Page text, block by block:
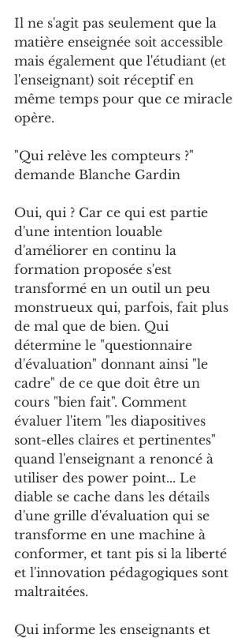
Il ne s'agit pas seulement que la
matière enseignée soit accessible
mais également que l'étudiant (et
l'enseignant) soit réceptif en
même temps pour que ce miracle
opère.
"Qui relève les compteurs ?"
demande Blanche Gardin
Oui, qui ? Car ce qui est partie
d'une intention louable
d'améliorer en continu la
formation proposée s'est
transformé en un outil un peu
monstrueux qui, parfois, fait plus
de mal que de bien. Qui
détermine le "questionnaire
d'évaluation" donnant ainsi "le
cadre" de ce que doit être un
cours "bien fait". Comment
évaluer l'item "les diapositives
sont-elles claires et pertinentes"
quand l'enseignant a renoncé à
utiliser des power point... Le
diable se cache dans les détails
d'une grille d'évaluation qui se
transforme en une machine à
conformer, et tant pis si la liberté
et l'innovation pédagogiques sont
maltraitées.
Qui informe les enseignants et